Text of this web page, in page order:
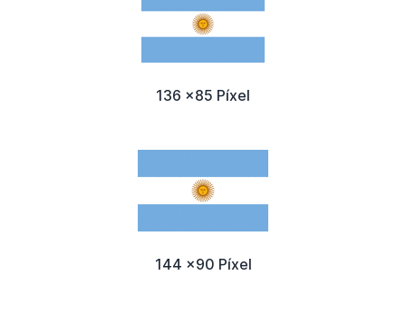
136 x85 Píxel
144 x90 Píxel